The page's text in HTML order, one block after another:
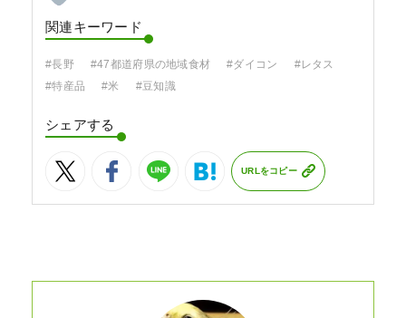
関連キーワード
#長野 #47都道府県の地域食材 #ダイコン
#レタス
#特産品
#米 #豆知識
シェアする
URLをコピー